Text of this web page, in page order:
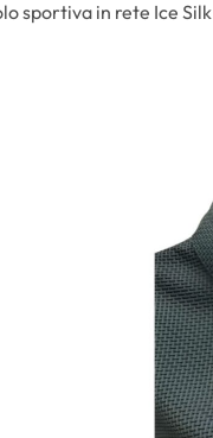
sportiva in rete Ice